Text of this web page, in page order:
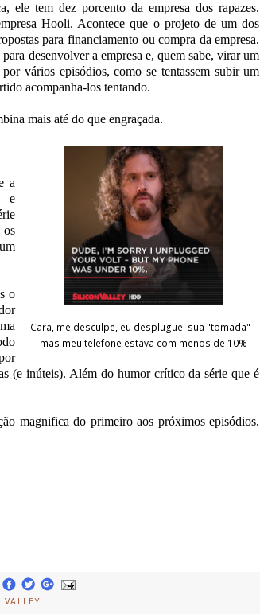
ele tem dez porcento da empresa dos rapazes.
Hooli. Acontece que o projeto de um dos
para financiamento ou compra da empresa.
desenvolver a empresa e, quem sabe, virar um
vários episódios, como se tentassem subir um
acompanha-los tentando.
mais até do que engraçada.
Cara, me desculpe, eu despluguei sua "tomada" -
mas meu telefone estava com menos de 10%
a
e
os
o
(e inúteis). Além do humor crítico da série que é
magnifica do primeiro aos próximos episódios.